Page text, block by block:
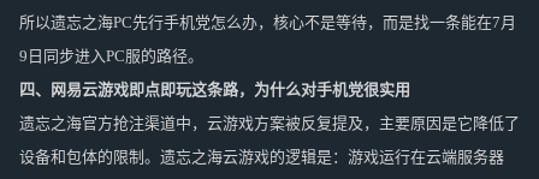
所以遗忘之海PC先行手机党怎么办，核心不是等待，而是找一条能在7月
9日同步进入PC服的路径。
四、网易云游戏即点即玩这条路，为什么对手机党很实用
遗忘之海官方抢注渠道中，云游戏方案被反复提及，主要原因是它降低了
设备和包体的限制。遗忘之海云游戏的逻辑是：游戏运行在云端服务器